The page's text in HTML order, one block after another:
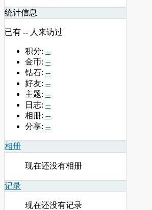
统计信息
已有 -- 人来访过
积分: --
金币: --
钻石: --
好友: --
主题: --
日志: --
相册: --
分享: --
相册
现在还没有相册
记录
现在还没有记录